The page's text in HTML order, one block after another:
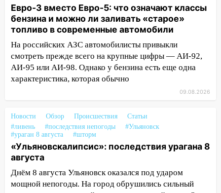
15:04
Фоторепортаж с улиц Ульяновска
после шторма: поваленные деревья и
затопленные улицы
14:28
Ураган вырвал остановку на улице
Деева в Заволжье
14:26 Жители Ульяновска сами
14:16
Шторм продолжает ломать город:
на улице Любови Шевцовой рухнул
светофор
14:14 Студента из Ульяновска обманули
мошенники под видом преподавателя
14:12 Куда жаловаться ульяновцам на
Евро-3 вместо Евро-5: что означают классы
бензина и можно ли заливать «старое»
топливо в современные автомобили
На российских АЗС автомобилисты привыкли
смотреть прежде всего на крупные цифры — АИ-92,
АИ-95 или АИ-98. Однако у бензина есть еще одна
характеристика, которая обычно
09.08.2026
Новости Обзор Происшествия
Статьи
#ливень
#последствия непогоды
#Ульяновск
#ураган 8 августа
#шторм
«Ульяновскалипсис»: последствия урагана 8
августа
Днём 8 августа Ульяновск оказался под ударом
мощной непогоды. На город обрушились сильный